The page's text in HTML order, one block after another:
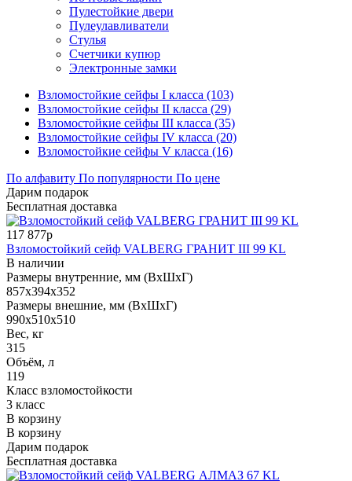
Пулестойкие двери
Пулеулавливатели
Стулья
Счетчики купюр
Электронные замки
Взломостойкие сейфы I класса (103)
Взломостойкие сейфы II класса (29)
Взломостойкие сейфы III класса (35)
Взломостойкие сейфы IV класса (20)
Взломостойкие сейфы V класса (16)
По алфавиту По популярности По цене
Дарим подарок
Бесплатная доставка
117 877р
Взломостойкий сейф VALBERG ГРАНИТ III 99 KL
В наличии
Размеры внутренние, мм (ВхШхГ)
857x394x352
Размеры внешние, мм (ВхШхГ)
990x510x510
Вес, кг
315
Объём, л
119
Класс взломостойкости
3 класс
В корзину
В корзину
Дарим подарок
Бесплатная доставка